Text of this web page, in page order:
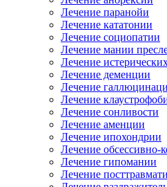
Лечение паранойи
Лечение кататонии
Лечение социопатии
Лечение мании
Лечение
Лечение деменции
Лечение
Лечение
Лечение сонливости
Лечение аменции
Лечение ипохондрии
Лечение обсессивно-
Лечение гипомании
Лечение